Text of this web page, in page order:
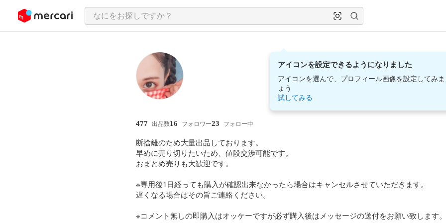
ツにスキップ
アイコンを設定できるようになりました
アイコンを選んで、プロフィール画像を設定してみ
ょう
試してみる
477 出品数16 フォロワー23 フォロー中
断捨離のため大量出品しております。
早めに売り切りたいため、値段交渉可能です。
おまとめ売りも大歓迎です。
※専用後1日経っても購入が確認出来なかったら場合はキャンセルさせていただきます。
遅くなる場合はその旨ご連絡ください。
※コメント無しの即購入はオッケーですが必ず購入後はメッセージの送付をお願い致します